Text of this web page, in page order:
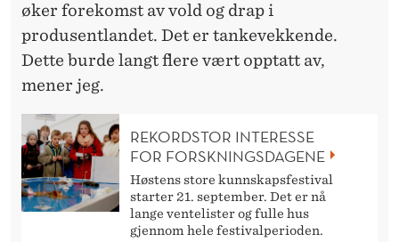
øker forekomst av vold og drap i
produsentlandet. Det er tankevekkende.
Dette burde langt flere vært opptatt av,
mener jeg.
REKORDSTOR INTERESSE
FOR FORSKNINGSDAGENE
Høstens store kunnskapsfestival
starter 21. september. Det er nå
lange ventelister og fulle hus
gjennom hele festivalperioden.